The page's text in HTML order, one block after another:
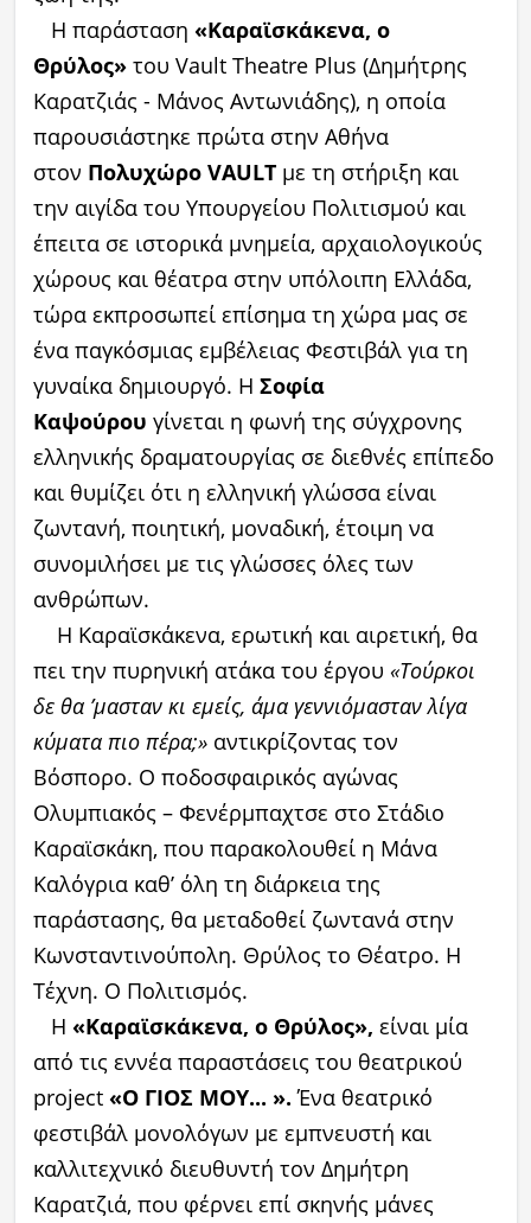
Η παράσταση «Καραϊσκάκενα, ο
Θρύλος»του Vault Theatre Plus (Δημήτρης
Καρατζιάς - Μάνος Αντωνιάδης), η οποία
παρουσιάστηκε πρώτα στην Αθήνα
στον Πολυχώρο VAULTμε τη στήριξη και
την αιγίδα του Υπουργείου Πολιτισμού και
έπειτα σε ιστορικά μνημεία, αρχαιολογικούς
χώρους και θέατρα στην υπόλοιπη Ελλάδα,
τώρα εκπροσωπεί επίσημα τη χώρα μας σε
ένα παγκόσμιας εμβέλειας Φεστιβάλ για τη
γυναίκα δημιουργό. Η Σοφία
Καψούρου γίνεται η φωνή της σύγχρονης
ελληνικής δραματουργίας σε διεθνές επίπεδο
και θυμίζει ότι η ελληνική γλώσσα είναι
ζωντανή, ποιητική, μοναδική, έτοιμη να
συνομιλήσει με τις γλώσσες όλες των
ανθρώπων.
Η Καραϊσκάκενα, ερωτική και αιρετική, θα
πει την πυρηνική ατάκα του έργου «Τούρκοι
δε θα ’μασταν κι εμείς, άμα γεννιόμασταν λίγα
κύματα πιο πέρα;»αντικρίζοντας τον
Βόσπορο. Ο ποδοσφαιρικός αγώνας
Ολυμπιακός – Φενέρμπαχτσε στο Στάδιο
Καραϊσκάκη, που παρακολουθεί η Μάνα
Καλόγρια καθ’ όλη τη διάρκεια της
παράστασης, θα μεταδοθεί ζωντανά στην
Κωνσταντινούπολη. Θρύλος το Θέατρο. Η
Τέχνη. Ο Πολιτισμός.
Η «Καραϊσκάκενα, ο Θρύλος», είναι μία
από τις εννέα παραστάσεις του θεατρικού
project «Ο ΓΙΟΣ ΜΟΥ... ». Ένα θεατρικό
φεστιβάλ μονολόγων με εμπνευστή και
καλλιτεχνικό διευθυντή τον Δημήτρη
Καρατζιά, που φέρνει επί σκηνής μάνες